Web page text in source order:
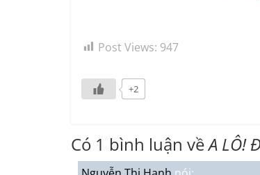
Post Views: 947
+2
Có 1 bình luận vềA LÔ!